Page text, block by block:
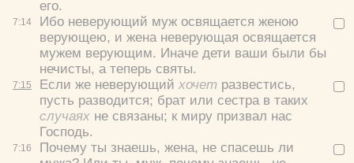
7:14
7:15
7:16
его.
Ибо неверующий муж освящается женою
верующею, и жена неверующая освящается
мужем верующим. Иначе дети ваши были бы
нечисты, а теперь святы.
Если же неверующий хочет развестись,
пусть разводится; брат или сестра в таких
случаях не связаны; к миру призвал нас
Господь.
Почему ты знаешь, жена, не спасешь ли